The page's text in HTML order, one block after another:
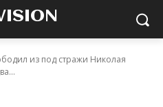
из под стражи Николая